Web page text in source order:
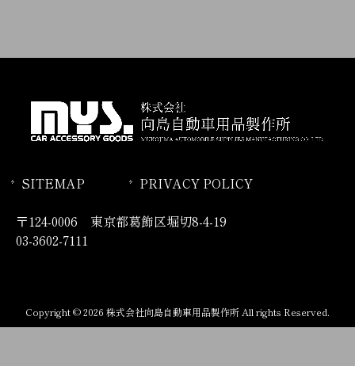
SITEMAP PRIVACY POLICY
〒124-0006 東京都葛飾区堀切8-4-19
03-3602-7111
Copyright © 2026 株式会社向島自動車用品製作所 All rights Reserved.